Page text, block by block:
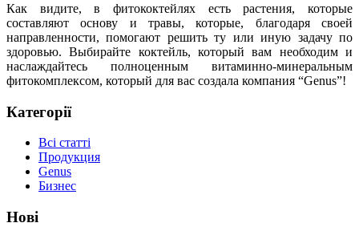
Как видите, в фитококтейлях есть растения, которые
составляют основу и травы, которые, благодаря своей
направленности, помогают решить ту или иную задачу по
здоровью. Выбирайте коктейль, который вам необходим и
наслаждайтесь полноценным витаминно-минеральным
фитокомплексом, который для вас создала компания “Genus”!
Категорії
Всі статті
Продукция
Genus
Бизнес
Нові